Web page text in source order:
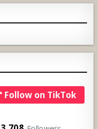
Follow on TikTok